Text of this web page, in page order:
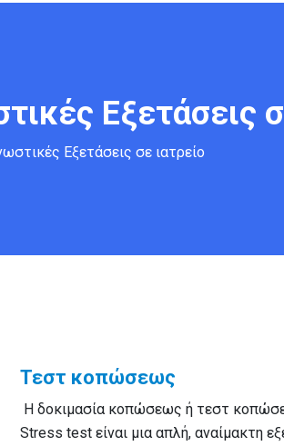
Εξετάσεις
Εξετάσεις σε ιατρείο
Τεστ κοπώσεως
Η δοκιμασία κοπώσεως ή τεστ
Stress test είναι μια απλή, αναίμακτη